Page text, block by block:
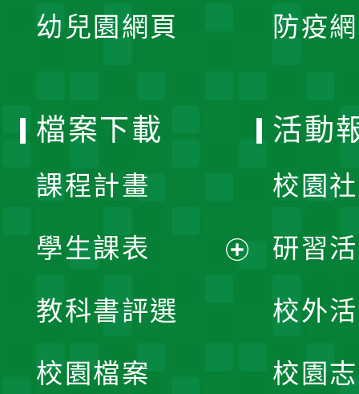
幼兒園網頁 防疫
檔案下載
課程計畫
學生課表
教科書評選
校園檔案
活動
校園
研習
校外
校園